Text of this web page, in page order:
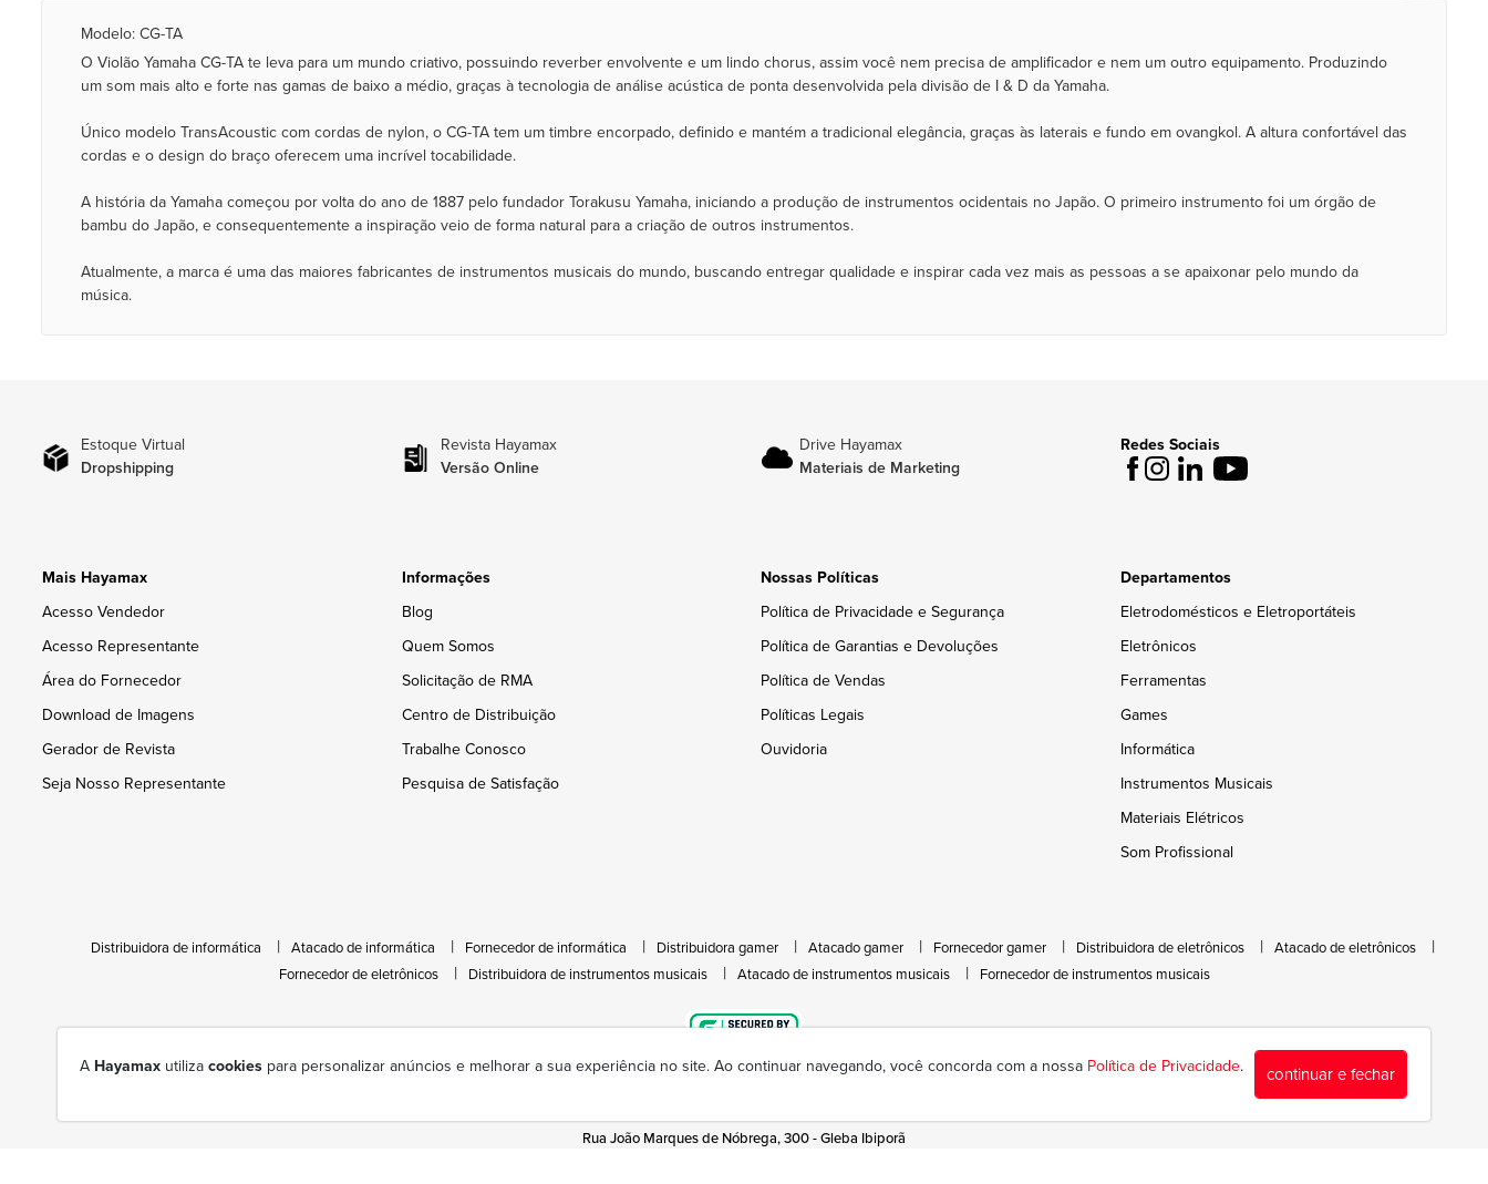
Modelo: CG-TA
O Violão Yamaha CG-TA te leva para um mundo criativo, possuindo reverber envolvente e um lindo chorus, assim você nem precisa de amplificador e nem um outro equipamento. Produzindo
um som mais alto e forte nas gamas de baixo a médio, graças à tecnologia de análise acústica de ponta desenvolvida pela divisão de I & D da Yamaha.
Único modelo TransAcoustic com cordas de nylon, o CG-TA tem um timbre encorpado, definido e mantém a tradicional elegância, graças às laterais e fundo em ovangkol. A altura confortável das
cordas e o design do braço oferecem uma incrível tocabilidade.
A história da Yamaha começou por volta do ano de 1887 pelo fundador Torakusu Yamaha, iniciando a produção de instrumentos ocidentais no Japão. O primeiro instrumento foi um órgão de
bambu do Japão, e consequentemente a inspiração veio de forma natural para a criação de outros instrumentos.
Atualmente, a marca é uma das maiores fabricantes de instrumentos musicais do mundo, buscando entregar qualidade e inspirar cada vez mais as pessoas a se apaixonar pelo mundo da
música.
Estoque Virtual
Dropshipping
Revista Hayamax
Versão Online
Drive Hayamax
Materiais de Marketing
Redes Sociais
Mais Hayamax
Acesso Vendedor
Acesso Representante
Área do Fornecedor
Download de Imagens
Gerador de Revista
Seja Nosso Representante
Informações
Blog
Quem Somos
Solicitação de RMA
Centro de Distribuição
Trabalhe Conosco
Pesquisa de Satisfação
Nossas Políticas
Política de Privacidade e Segurança
Política de Garantias e Devoluções
Política de Vendas
Políticas Legais
Ouvidoria
Departamentos
Eletrodomésticos e Eletroportáteis
Eletrônicos
Ferramentas
Games
Informática
Instrumentos Musicais
Materiais Elétricos
Som Profissional
Distribuidora de informática Atacado de informática Fornecedor de informática Distribuidora gamer Atacado gamer Fornecedor gamer Distribuidora de eletrônicos
Atacado de eletrônicos
Fornecedor de eletrônicos
Distribuidora de instrumentos musicais Atacado de instrumentos musicais Fornecedor de instrumentos musicais
Rua João Marques de Nóbrega, 300 - Gleba Ibiporã
A Hayamax utiliza cookies para personalizar anúncios e melhorar a sua experiência no site. Ao continuar navegando, você concorda com a nossa Política de Privacidade. continuar e fechar